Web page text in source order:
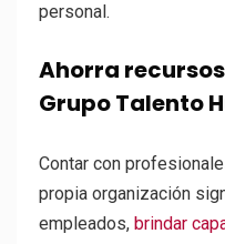
personal.
Ahorra
Grupo Talento
Contar con
propia organización
empleados, brindar